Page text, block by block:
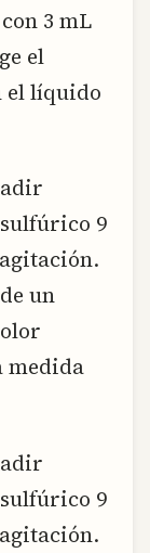
3 mL
el
el líquido
9
un
medida
9